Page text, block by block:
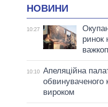
НОВИНИ
10:27
ринок
10:10 Апеляційна
обвинуваченого
вироком